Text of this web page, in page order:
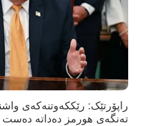
راپۆرتێک: رێککەوتنەکەی
تەنگەی هورمز دەداتە دەست